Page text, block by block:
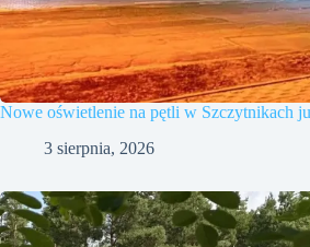
Nowe oświetlenie na pętli w Szczytnikach
3 sierpnia, 2026